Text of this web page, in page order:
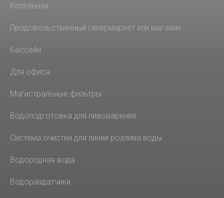
Котельная
Продовольственный гипермаркет или магазин
Бассейн
Для офиса
Магистральные фильтры
Водоподготовка для пивоварения
Система очистки для линии розлива воды
Водородная вода
Водораздатчики